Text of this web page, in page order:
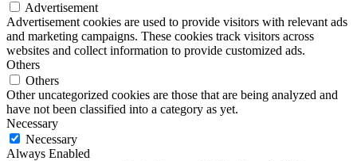
Advertisement
Advertisement cookies are used to provide visitors with relevant ads
and marketing campaigns. These cookies track visitors across
websites and collect information to provide customized ads.
Others
Others
Other uncategorized cookies are those that are being analyzed and
have not been classified into a category as yet.
Necessary
Necessary
Always Enabled